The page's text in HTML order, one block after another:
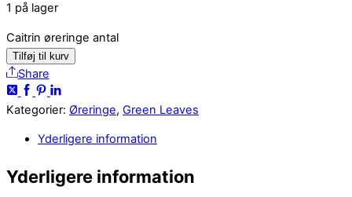
1 på lager
Caitrin øreringe antal
Tilføj til kurv
Share
Kategorier: Øreringe, Green Leaves
Yderligere information
Yderligere information